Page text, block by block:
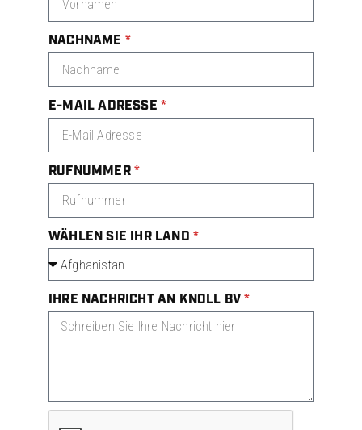
NACHNAME
E-MAIL ADRESSE
RUFNUMMER
WÄHLEN SIE IHR LAND
IHRE NACHRICHT AN KNOLL BV